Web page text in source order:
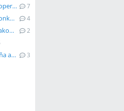
Je bezpečné užívať Stilnox a Fentanyl po operácii mozgu? 7
Hradí poisťovňa zmenšenie prsníkov po onkológii? 4
Septoplastika nosa: Kedy je potrebná opakovaná operácia? 2
Hradí operáciu nosa pri rázštepe poisťovňa alebo rodič? 3